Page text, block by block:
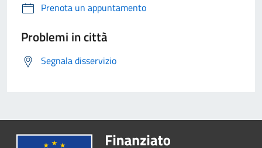
Prenota un appuntamento
Problemi in città
Segnala disservizio